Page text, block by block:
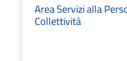
Area Servizi alla
Collettività